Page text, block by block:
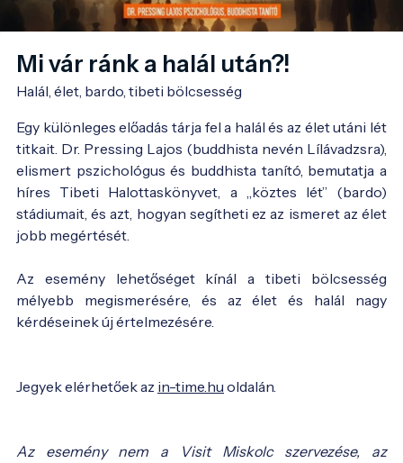
Mi vár ránk a halál után?!
Halál, élet, bardo, tibeti bölcsesség
Egy különleges előadás tárja fel a halál és az élet utáni lét
titkait. Dr. Pressing Lajos (buddhista nevén Lílávadzsra),
elismert pszichológus és buddhista tanító, bemutatja a
híres Tibeti Halottaskönyvet, a „köztes lét” (bardo)
stádiumait, és azt, hogyan segítheti ez az ismeret az élet
jobb megértését.
Az esemény lehetőséget kínál a tibeti bölcsesség
mélyebb megismerésére, és az élet és halál nagy
kérdéseinek új értelmezésére.
Jegyek elérhetőek az in-time.hu oldalán.
Az esemény nem a Visit Miskolc szervezése, az